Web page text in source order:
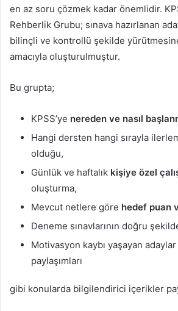
en az soru çözmek kadar önemlidir.
Rehberlik Grubu; sınava hazırlanan
bilinçli ve kontrollü şekilde
amacıyla oluşturulmuştur.
Bu grupta;
KPSS’ye nereden ve nasıl
Hangi dersten hangi sırayla
olduğu,
Günlük ve haftalık kişiye özel
oluşturma,
Mevcut netlere göre hedef puan
Deneme sınavlarının doğru
Motivasyon kaybı yaşayan
paylaşımları
gibi konularda bilgilendirici içerikler